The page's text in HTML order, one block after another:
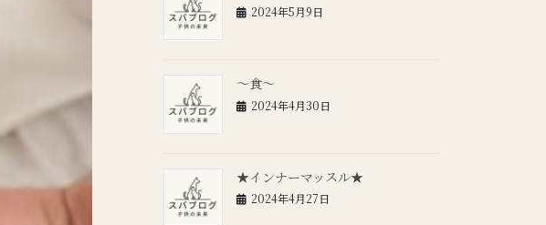
2024年5月9日
～食～
2024年4月30日
★インナーマッスル★
2024年4月27日